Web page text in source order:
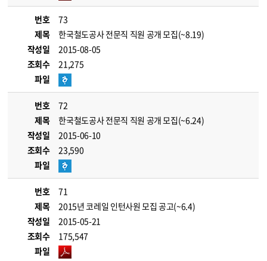
번호
73
제목
한국철도공사 전문직 직원 공개 모집(~8.19)
작성일
2015-08-05
조회수
21,275
파일
번호
72
제목
한국철도공사 전문직 직원 공개 모집(~6.24)
작성일
2015-06-10
조회수
23,590
파일
번호
71
제목
2015년 코레일 인턴사원 모집 공고(~6.4)
작성일
2015-05-21
조회수
175,547
파일